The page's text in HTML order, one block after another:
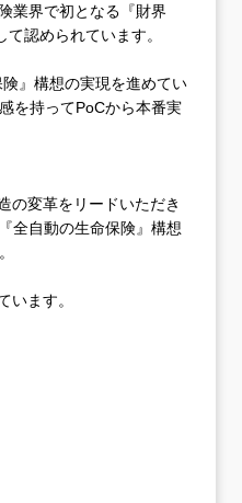
業界で初となる『財界
認められています。
』構想の実現を進めてい
を持ってPoCから本番実
の変革をリードいただき
全自動の生命保険』構想
ます。